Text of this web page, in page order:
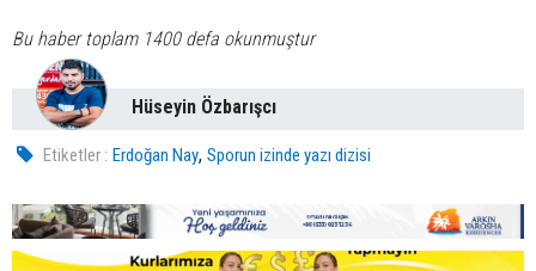
Bu haber toplam 1400 defa okunmuştur
Hüseyin Özbarışcı
Etiketler : Erdoğan Nay,Sporun izinde yazı dizisi